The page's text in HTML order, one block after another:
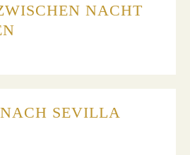
NACHT
SEVILLA